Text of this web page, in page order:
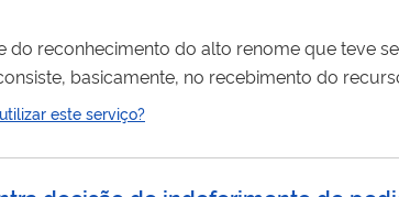
do reconhecimento do alto renome que teve
basicamente, no recebimento do
e nadecisão
este serviço?